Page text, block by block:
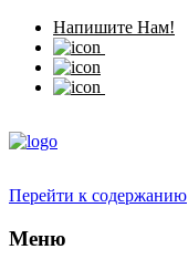
Напишите Нам!
Перейти к содержанию
Меню